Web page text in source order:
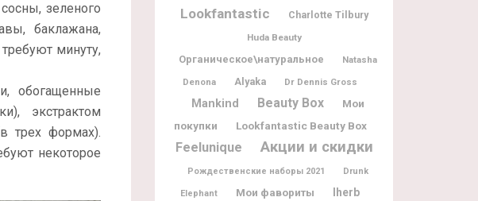
зеленого
баклажана,
минуту,
обогащенные
экстрактом
трех формах).
некоторое
Lookfantastic Charlotte Tilbury
Huda Beauty
Органическое\натуральное
Natasha
Denona
Alyaka Dr Dennis Gross
Mankind Beauty Box
Мои
покупки
Lookfantastic Beauty Box
Feelunique Акции и скидки
Рождественские наборы 2021 Drunk
Elephant Мои фавориты Iherb